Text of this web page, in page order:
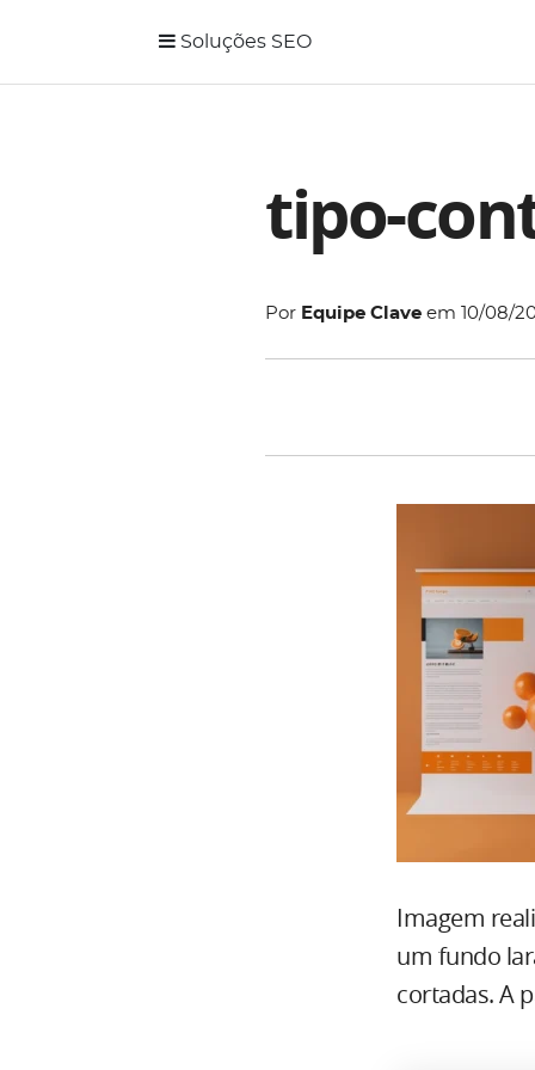
Soluções SEO
tipo-
Por Equipe Clave em 10/08/
Imagem
um fundo
cortadas. A